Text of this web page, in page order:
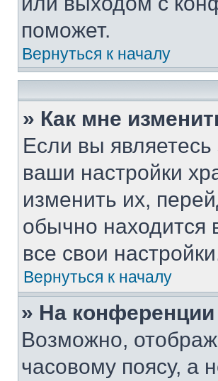
поможет.
Вернуться к началу
» Как мне
Если вы
ваши настройки
изменить их,
обычно находится
все свои
Вернуться к началу
» На
Возможно,
часовому поясу, а